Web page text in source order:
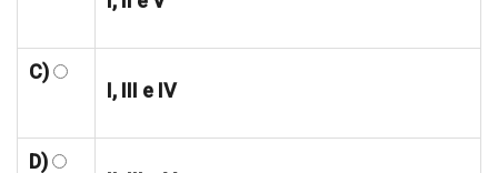
C)
I, III e IV
D)